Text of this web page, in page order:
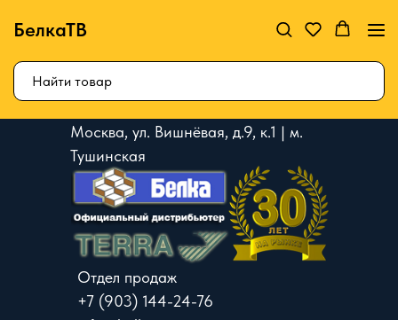
БелкаТВ
Москва, ул. Вишнёвая, д.9, к.1 | м.
Тушинская
Отдел продаж
+7 (903) 144-24-76